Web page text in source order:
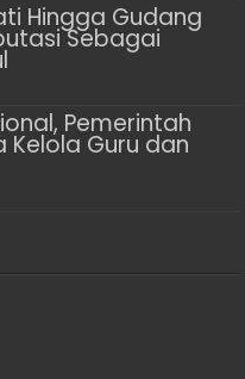
Hingga Gudang
Sebagai
Pemerintah
Kelola Guru dan